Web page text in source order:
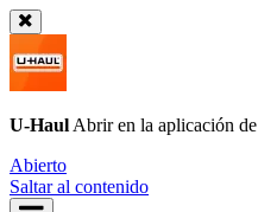
U-Haul Abrir en la aplicación de
Abierto
Saltar al contenido